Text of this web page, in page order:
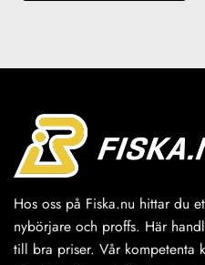
har
olika
alternativen
väljas
på
produktsidan
Hos oss på Fiska.nu hittar du
nybörjare och proffs. Här
till bra priser. Vår kompetenta